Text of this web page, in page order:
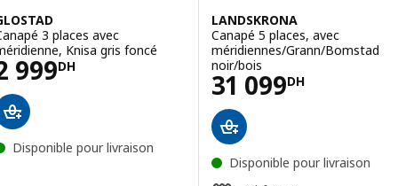
3 places avec
Knisa gris foncé
999DH
2999DH
Disponible pour livraison
LANDSKRONA
Canapé 5 places, avec
méridiennes/Grann/Bomstad
noir/bois
31 099DH
Prix 31099DH
Disponible pour livraison